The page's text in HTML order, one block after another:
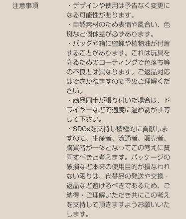
注意事項
・デザインや使用は予告なく変更に
なる可能性があります。
・自然素材のため表情や風合い、色
斑など個体差が必ずあります。
・バッグや箱に蜜蝋や植物油が付着
することがあります。これは玩具を
守るためのコーティングで色落ち等
の不良とは異なります。ご返品対応
はできかねますので予めご理解くだ
さい。
・商品同士が張り付いた場合は、ド
ライヤーなどで適度に温め剥がす等
して下さい。
・SDGsを支持し積極的に貢献しま
すので、生産者、流通者、販売者、
購買者が一体となってこの考えに賛
同すべきと考えます。パッケージの
破損など本来の使用目的が損なわれ
ない限りは、代替品の発送や交換・
返品など避けるべきであるため、ご
納得・ご理解いただき共にこの考え
を支持して頂きますようお願いいた
します。